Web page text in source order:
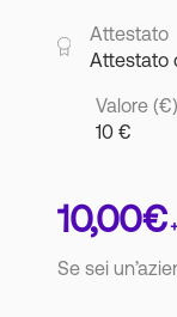
Attestato
Attestato
Valore (€)
10 €
10,00€
Se sei